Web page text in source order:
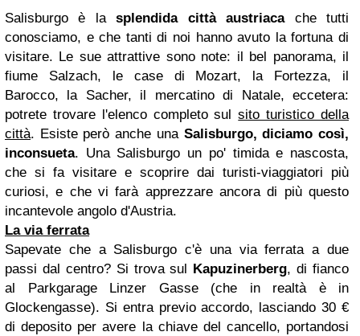
Salisburgo è lasplendida città austriacache tutti
conosciamo, e che tanti di noi hanno avuto la fortuna di
visitare. Le sue attrattive sono note: il bel panorama, il
fiume Salzach, le case di Mozart, la Fortezza, il
Barocco, la Sacher, il mercatino di Natale, eccetera:
potrete trovare l'elenco completo sulsito turistico della
città. Esiste però anche una Salisburgo, diciamo così,
inconsueta. Una Salisburgo un po' timida e nascosta,
che si fa visitare e scoprire dai turisti-viaggiatori più
curiosi, e che vi farà apprezzare ancora di più questo
incantevole angolo d'Austria.
La via ferrata
Sapevate che a Salisburgo c'è una via ferrata a due
passi dal centro? Si trova sul
Kapuzinerberg, di fianco
al Parkgarage Linzer Gasse (che in realtà è in
Glockengasse). Si entra previo accordo, lasciando 30 €
di deposito per avere la chiave del cancello, portandosi